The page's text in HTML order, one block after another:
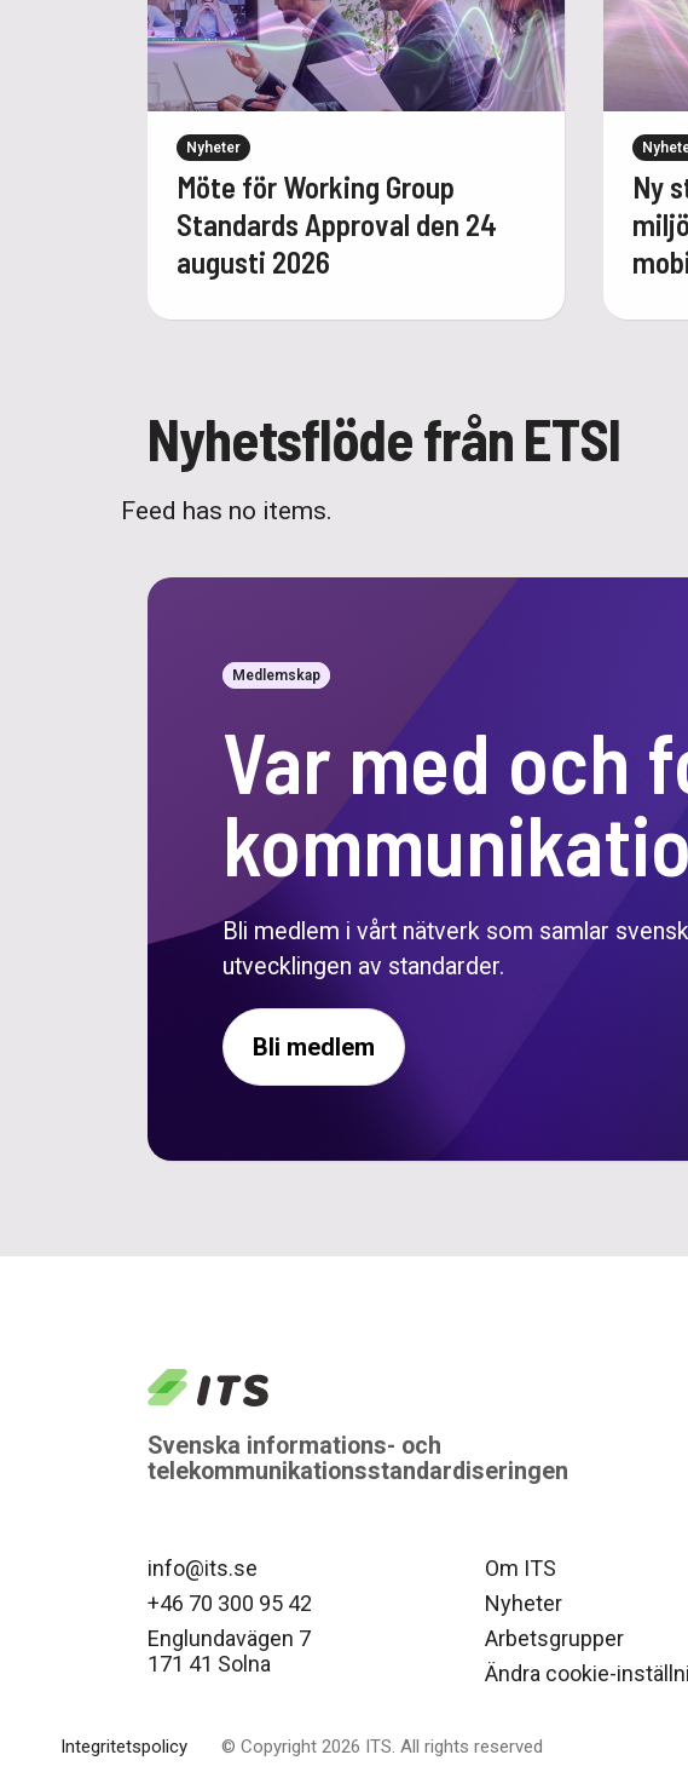
Nyheter
Möte för Working Group
Standards Approval den 24
augusti 2026
Ny
Nyhetsflöde från ETSI
Feed has no items.
Medlemskap
Var med och
Bli medlem i vårt nätverk som samlar
utvecklingen av standarder.
Bli medlem
Svenska informations- och
telekommunikationsstandardiseringen
info@its.se
+46 70 300 95 42
Englundavägen 7
171 41 Solna
Om ITS
Nyheter
Arbetsgrupper
Ändra cookie-
Integritetspolicy © Copyright 2026 ITS. All rights reserved